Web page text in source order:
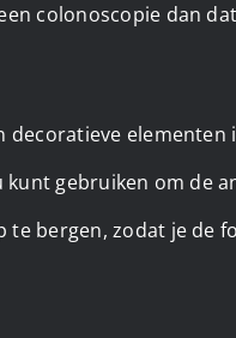
colonoscopie dan
elementen
kunt gebruiken om de
bergen, zodat je de